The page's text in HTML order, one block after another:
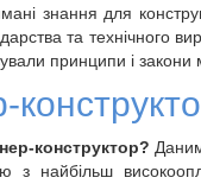
знання для
та технічного
принципи і закони
конструктор?
з найбільш